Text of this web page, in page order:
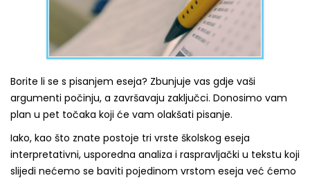
Borite li se s pisanjem eseja? Zbunjuje vas gdje vaši
argumenti počinju, a završavaju zaključci. Donosimo vam
plan u pet točaka koji će vam olakšati pisanje.
Iako, kao što znate postoje tri vrste školskog eseja
interpretativni, usporedna analiza i raspravljački u tekstu koji
slijedi nećemo se baviti pojedinom vrstom eseja već ćemo